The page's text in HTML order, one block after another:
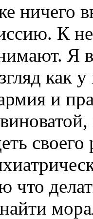
ничего
К
Я
как
и
что